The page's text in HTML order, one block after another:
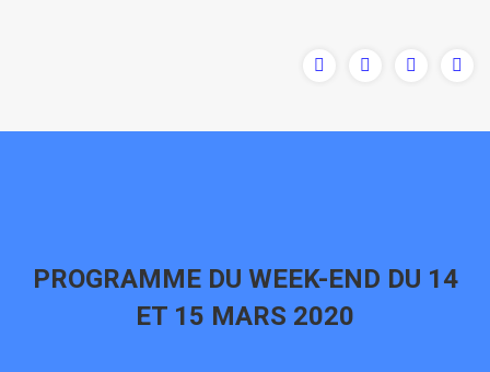
PROGRAMME DU WEEK-END DU 14
ET 15 MARS 2020